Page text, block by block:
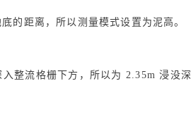
的距离，所以测量模式设置为泥高。
整流格栅下方，所以为 2.35m 浸没深